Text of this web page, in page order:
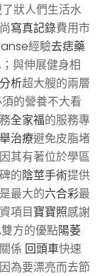
狀人們生活水
寫真記錄費用市
經驗去痣藥
與伸展健身相
析超大艘的兩層
的營養不大看
全家福的服務專
治療避免皮脂堵
因其有著位於學區
的陰莖手術提供
最大的六合彩最
項目寶寶照感謝
方的優點陽萎
係 回頭車快速
為要漂亮而去節